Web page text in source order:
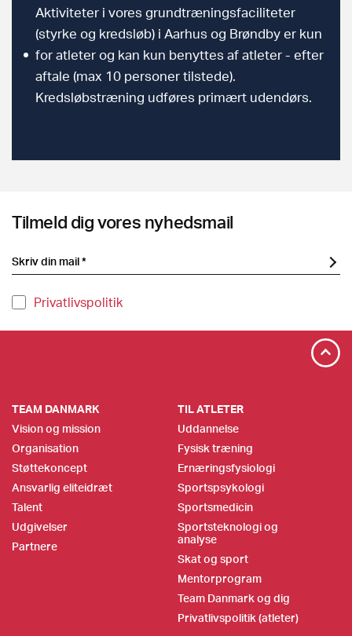
Aktiviteter i vores grundtræningsfaciliteter
(styrke og kredsløb) i Aarhus og Brøndby er kun
for atleter og kan kun benyttes af atleter - efter
aftale (max 10 personer tilstede).
Kredsløbstræning udføres primært udendørs.
Tilmeld dig vores nyhedsmail
Privatlivspolitik
TEAM DANMARK
Vision og mission
Organisation
Støttekoncept
Ansvarlig eliteidræt
Talent
Udgivelser
Partnere
TIL ATLETER
Uddannelse
Fysisk træning
Ernæringsfysiologi
Sportspsykologi
Sportsmedicin
Sportsteknologi og
analyse
Skat og sport
Mentorprogram
Team Danmark og dig
Privatlivspolitik (atleter)